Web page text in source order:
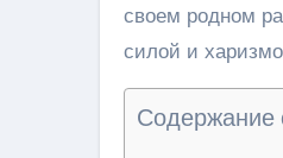
своем родном
силой и
Содержание